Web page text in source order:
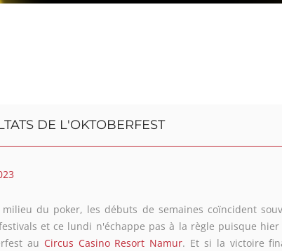
DE L'OKTOBERFEST
milieu du poker, les débuts de semaines coïncident
et ce lundi n'échappe pas à la règle puisque
au Circus Casino Resort Namur. Et si la victoire